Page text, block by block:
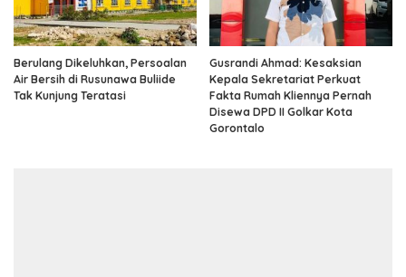
Berulang Dikeluhkan, Persoalan
Air Bersih di Rusunawa Buliide
Tak Kunjung Teratasi
Gusrandi Ahmad: Kesaksian
Kepala Sekretariat Perkuat
Fakta Rumah Kliennya Pernah
Disewa DPD II Golkar Kota
Gorontalo